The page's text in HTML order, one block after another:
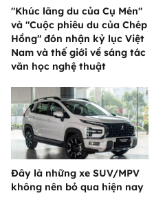
"Khúc lãng du của Cụ Mén"
và "Cuộc phiêu du của Chép
Hồng" đón nhận kỷ lục Việt
Nam và thế giới về sáng tác
văn học nghệ thuật
Đây là những xe SUV/MPV
không nên bỏ qua hiện nay